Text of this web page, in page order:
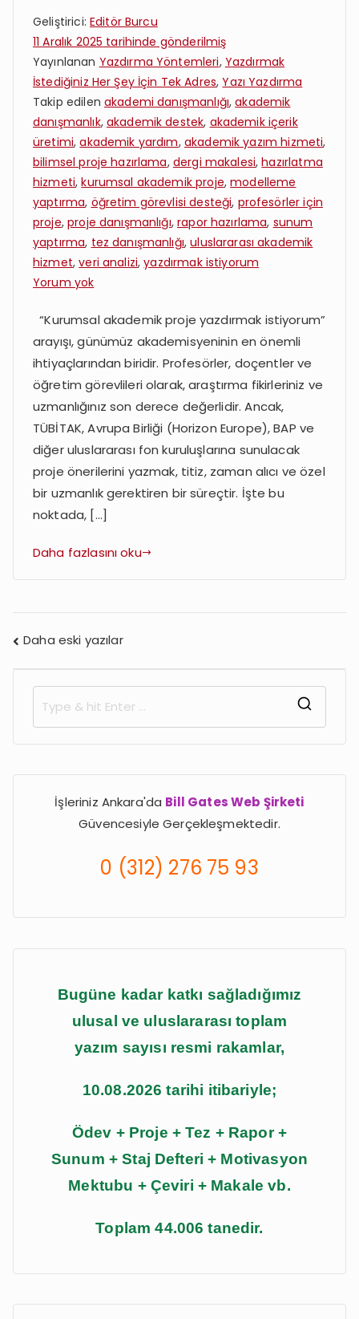
Geliştirici: Editör Burcu
11 Aralık 2025 tarihinde gönderilmiş
Yayınlanan Yazdırma Yöntemleri, Yazdırmak
İstediğiniz Her Şey İçin Tek Adres,Yazı Yazdırma
Takip edilen akademi danışmanlığı,akademik
danışmanlık, akademik destek, akademik içerik
üretimi,akademik yardım, akademik yazım hizmeti,
bilimsel proje hazırlama, dergi makalesi,hazırlatma
hizmeti,kurumsal akademik proje,modelleme
yaptırma, öğretim görevlisi desteği, profesörler için
proje,proje danışmanlığı,rapor hazırlama, sunum
yaptırma, tez danışmanlığı,uluslararası akademik
hizmet,veri analizi,yazdırmak istiyorum
Yorum yokKurumsal
Proje
Yazdırmak
İstiyorum:
Profesör
ve
Öğretim
Görevlileri
Kapsamlı
Destek
“Kurumsal akademik proje yazdırmak istiyorum”
arayışı, günümüz akademisyeninin en önemli
ihtiyaçlarından biridir. Profesörler, doçentler ve
öğretim görevlileri olarak, araştırma fikirleriniz ve
uzmanlığınız son derece değerlidir. Ancak,
TÜBİTAK, Avrupa Birliği (Horizon Europe), BAP ve
diğer uluslararası fon kuruluşlarına sunulacak
proje önerilerini yazmak, titiz, zaman alıcı ve özel
bir uzmanlık gerektiren bir süreçtir. İşte bu
noktada, […]
Daha fazlasını oku
Yazı
gezinmesi
Daha eski yazılar
İşleriniz Ankara'da Bill Gates Web Şirketi
Güvencesiyle Gerçekleşmektedir.
0 (312) 276 75 93
Bugüne kadar katkı sağladığımız
ulusal ve uluslararası toplam
yazım sayısı resmi rakamlar,
10.08.2026 tarihi itibariyle;
Ödev + Proje + Tez + Rapor +
Sunum + Staj Defteri + Motivasyon
Mektubu + Çeviri + Makale vb.
Toplam 44.006 tanedir.